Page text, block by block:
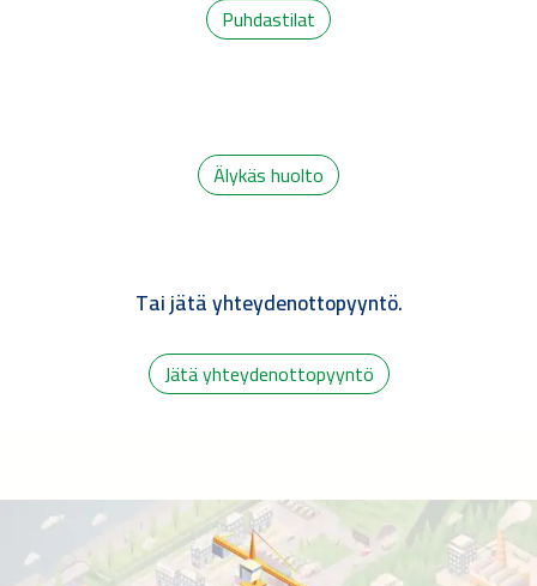
Puhdastilat
Älykäs huolto
Tai jätä yhteydenottopyyntö.
Jätä yhteydenottopyyntö